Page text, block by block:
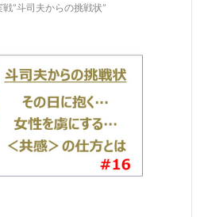
”斗司夫からの挑戦状”